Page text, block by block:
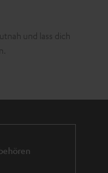
und lass dich